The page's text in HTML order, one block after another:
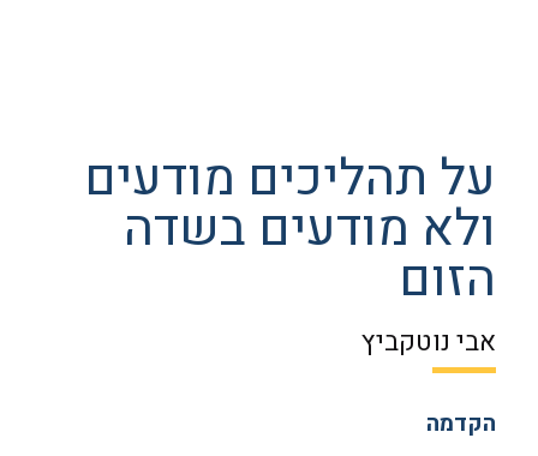
על תהליכים מודעים
ולא מודעים בשדה
הזום
אבי נוטקביץ
הקדמה